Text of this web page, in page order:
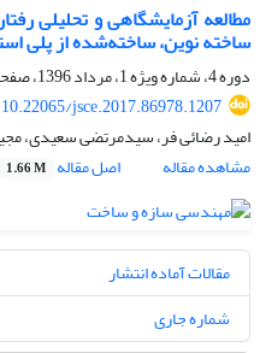
مطالعه آزمایشگاهی و تحلیلی
ساخته نوین، ساخته‌شده از پلی
دوره 4، شماره ویژه 1، مرداد 1396، صفحه
10.22065/jsce.2017.86978.1207
امید رضائی فر، سیدمرتضی سعیدی،
مشاهده مقاله
اصل مقاله 1.66 M
مقالات آماده انتشار
شماره جاری